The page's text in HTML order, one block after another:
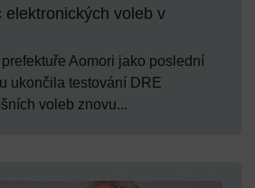
elektronických voleb v
Aomori jako poslední
ukončila testování DRE
voleb znovu...